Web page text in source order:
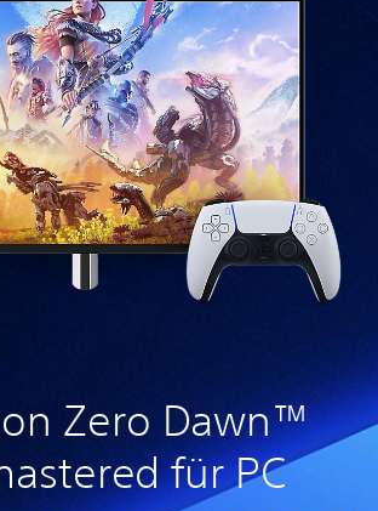
Zero Dawn™
für PC